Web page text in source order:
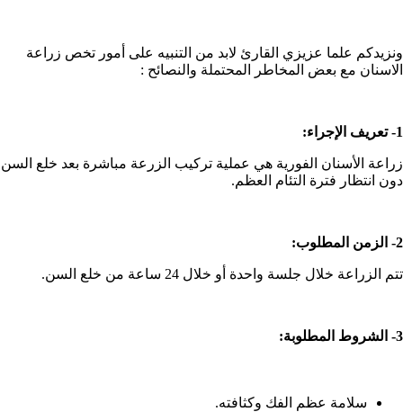
ونزيدكم علما عزيزي القارئ لابد من التنبيه على أمور تخص زراعة
الاسنان مع بعض المخاطر المحتملة والنصائح :
1- تعريف الإجراء:
زراعة الأسنان الفورية هي عملية تركيب الزرعة مباشرة بعد خلع السن
دون انتظار فترة التئام العظم.
2- الزمن المطلوب:
تتم الزراعة خلال جلسة واحدة أو خلال 24 ساعة من خلع السن.
3- الشروط المطلوبة:
سلامة عظم الفك وكثافته.